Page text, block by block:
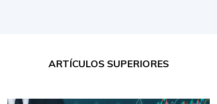
ARTÍCULOS SUPERIORES